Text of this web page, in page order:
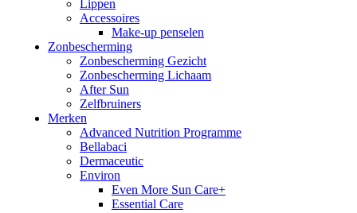
Lippen
Accessoires
Make-up penselen
Zonbescherming
Zonbescherming Gezicht
Zonbescherming Lichaam
After Sun
Zelfbruiners
Merken
Advanced Nutrition Programme
Bellabaci
Dermaceutic
Environ
Even More Sun Care+
Essential Care